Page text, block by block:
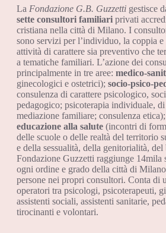
La Fondazione G.B. Guzzetti gestisce
sette consultori familiari privati
cristiana nella città di Milano. I
sono servizi per l’individuo, la coppia
attività di carattere sia preventivo che
a tematiche familiari. L’azione dei
principalmente in tre aree: medico-
ginecologici e ostetrici); socio-psico-
consulenza di carattere psicologico,
pedagogico; psicoterapia individuale,
mediazione familiare; consulenza etica);
educazione alla salute (incontri di
delle scuole o delle realtà del territorio
e della sessualità, della genitorialità,
Fondazione Guzzetti raggiunge 14mila
ogni ordine e grado della città di
persone nei propri consultori. Conta di
operatori tra psicologi, psicoterapeuti,
assistenti sociali, assistenti sanitarie,
tirocinanti e volontari.